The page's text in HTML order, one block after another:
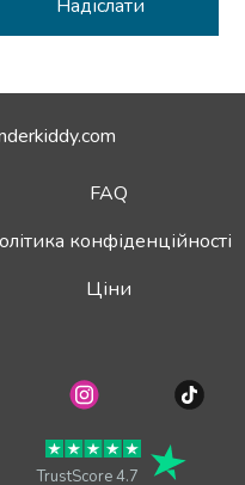
FAQ
конфіденційності
Ціни
TrustScore 4.7